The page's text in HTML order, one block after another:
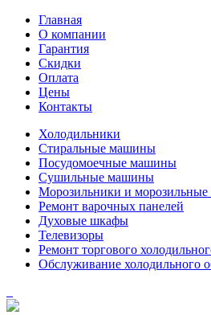
Главная
О компании
Гарантия
Скидки
Оплата
Цены
Контакты
Холодильники
Стиральные машины
Посудомоечные машины
Сушильные машины
Морозильники и морозильные
Ремонт варочных панелей
Духовые шкафы
Телевизоры
Ремонт торгового
Обслуживание холодильного